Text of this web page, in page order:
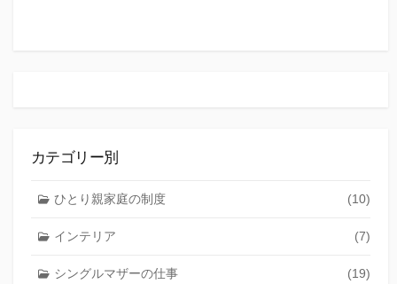
カテゴリー別
ひとり親家庭の制度 (10)
インテリア (7)
シングルマザーの仕事 (19)